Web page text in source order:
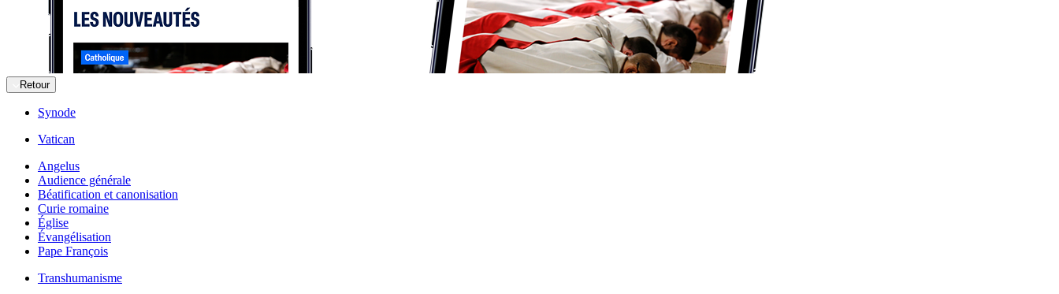
Retour
Synode
Vatican
Angelus
Audience générale
Béatification et canonisation
Curie romaine
Église
Évangélisation
Pape François
Transhumanisme